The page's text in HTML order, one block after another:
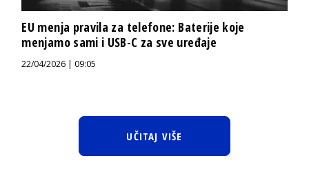
EU menja pravila za telefone: Baterije koje
menjamo sami i USB-C za sve uređaje
22/04/2026 | 09:05
UČITAJ VIŠE